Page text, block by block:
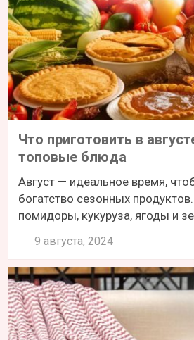
Что приготовить в
топовые блюда
Август — идеальное время,
богатство сезонных
помидоры, кукуруза, ягоды и
9 августа, 2024